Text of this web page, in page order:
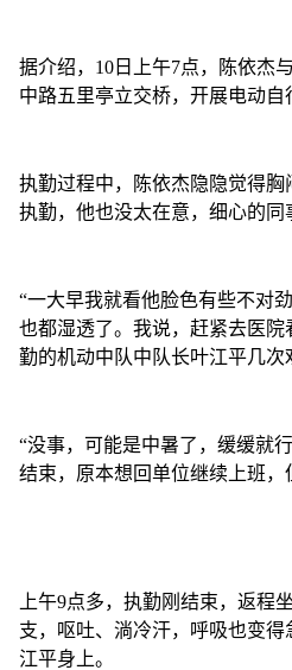
据介绍，10日上午7点，陈依杰
中路五里亭立交桥，开展电动自
执勤过程中，陈依杰隐隐觉得
执勤，他也没太在意，细心的同
“一大早我就看他脸色有些不对
也都湿透了。我说，赶紧去医院
勤的机动中队中队长叶江平几次
“没事，可能是中暑了，缓缓就
结束，原本想回单位继续上班，
上午9点多，执勤刚结束，返程
支，呕吐、淌冷汗，呼吸也变
江平身上。